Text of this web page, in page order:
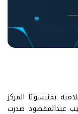
بمنيسوتا المركز
عبدالمقصود صدرت